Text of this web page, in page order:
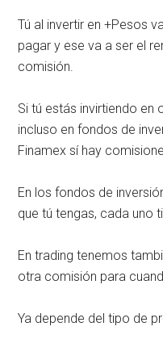
Tú al invertir en +Pesos
pagar y ese va a ser el
comisión.
Si tú estás invirtiendo
incluso en fondos de
Finamex sí hay
En los fondos de
que tú tengas, cada uno
En trading tenemos
otra comisión para
Ya depende del tipo de